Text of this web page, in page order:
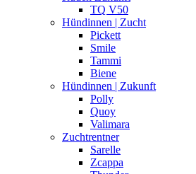
TQ V50
Hündinnen | Zucht
Pickett
Smile
Tammi
Biene
Hündinnen | Zukunft
Polly
Quoy
Valimara
Zuchtrentner
Sarelle
Zcappa